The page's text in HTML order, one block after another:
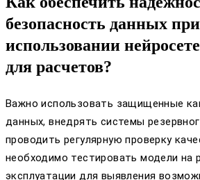
безопасность данных при
использовании
для расчетов?
Важно использовать защищенные
данных, внедрять системы
проводить регулярную проверку
необходимо тестировать модели на
эксплуатации для выявления